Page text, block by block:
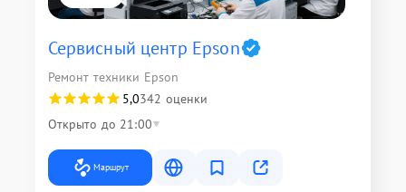
Сервисный центр Epson
Ремонт техники Epson
5,0342 оценки
Открыто до 21:00
Маршрут